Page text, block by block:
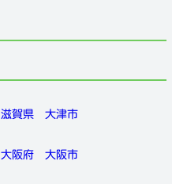
滋賀県 大津市
大阪府 大阪市